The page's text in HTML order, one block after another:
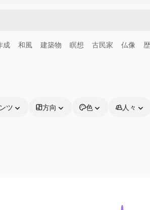
成 和風 建築物 瞑想 古民家 仏像
ツ 方向 色 人々